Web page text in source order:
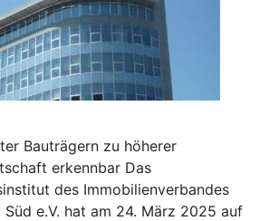
Bauträgern zu höherer
erkennbar Das
des Immobilienverbandes
Süd e.V. hat am 24. März 2025 auf